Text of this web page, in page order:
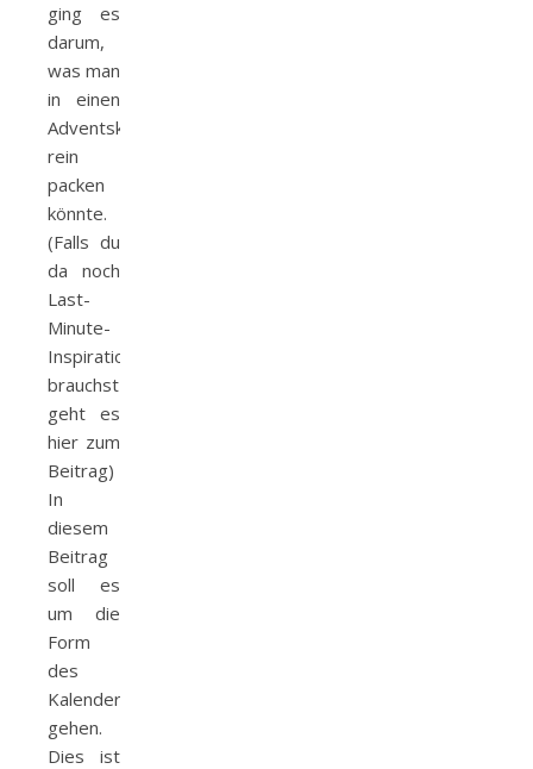
ging es
darum,
was man
in einen
Adventskalender
rein
packen
könnte.
(Falls du
da noch
Last-
Minute-
Inspiration
brauchst
geht es
hier zum
Beitrag)
In
diesem
Beitrag
soll es
um die
Form
des
Kalenders
gehen.
Dies ist